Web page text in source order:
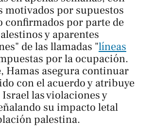
motivados por supuestos
confirmados por parte de
y aparentes
de las llamadas "líneas
por la ocupación.
Hamas asegura continuar
con el acuerdo y atribuye
Israel las violaciones y
su impacto letal
palestina.